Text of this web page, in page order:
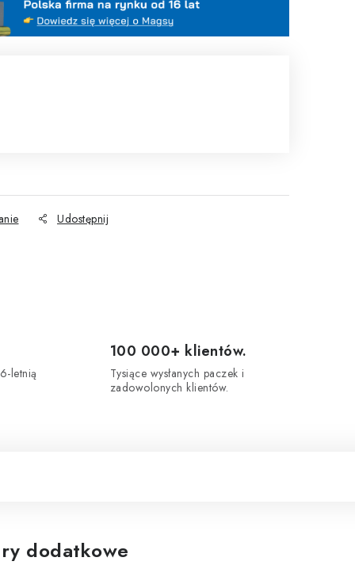
Udostępnij
letnią
100 000+ klientów.
Tysiące wysłanych paczek i
zadowolonych klientów.
dodatkowe